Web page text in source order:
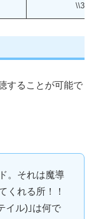
\\30
することが可能で
。それは魔導
くれる所！！
イル)｣は何で